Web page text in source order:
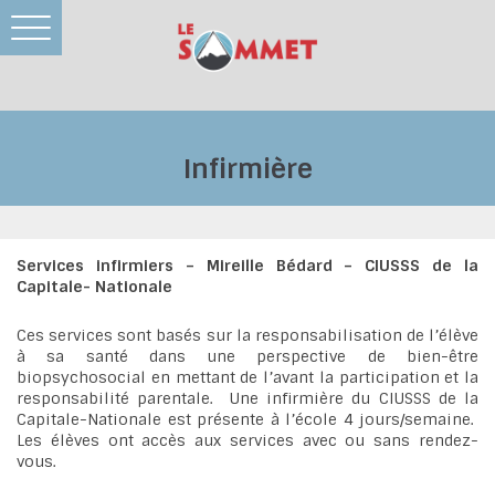
navigation
Infirmière
Services infirmiers – Mireille Bédard – CIUSSS de la
Capitale- Nationale
Ces services sont basés sur la responsabilisation de l’élève
à sa santé dans une perspective de bien-être
biopsychosocial en mettant de l’avant la participation et la
responsabilité parentale. Une infirmière du CIUSSS de la
Capitale-Nationale est présente à l’école 4 jours/semaine.
Les élèves ont accès aux services avec ou sans rendez-
vous.